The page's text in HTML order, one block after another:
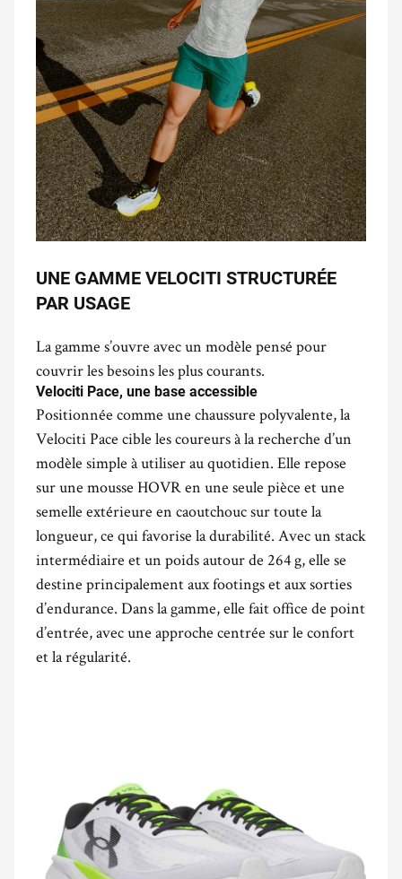
UNE GAMME VELOCITI STRUCTURÉE
PAR USAGE
La gamme s’ouvre avec un modèle pensé pour
couvrir les besoins les plus courants.
Velociti Pace, une base accessible
Positionnée comme une chaussure polyvalente, la
Velociti Pace cible les coureurs à la recherche d’un
modèle simple à utiliser au quotidien. Elle repose
sur une mousse HOVR en une seule pièce et une
semelle extérieure en caoutchouc sur toute la
longueur, ce qui favorise la durabilité. Avec un stack
intermédiaire et un poids autour de 264 g, elle se
destine principalement aux footings et aux sorties
d’endurance. Dans la gamme, elle fait office de point
d’entrée, avec une approche centrée sur le confort
et la régularité.